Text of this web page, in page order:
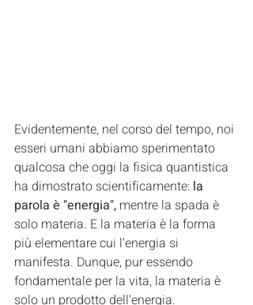
Evidentemente, nel corso del tempo, noi
esseri umani abbiamo sperimentato
qualcosa che oggi la fisica quantistica
ha dimostrato scientificamente: la
parola è "energia", mentre la spada è
solo materia. E la materia è la forma
più elementare cui l'energia si
manifesta. Dunque, pur essendo
fondamentale per la vita, la materia è
solo un prodotto dell'energia.